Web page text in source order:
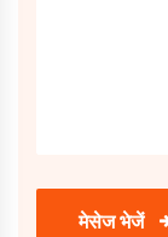
मेसेज भेजें